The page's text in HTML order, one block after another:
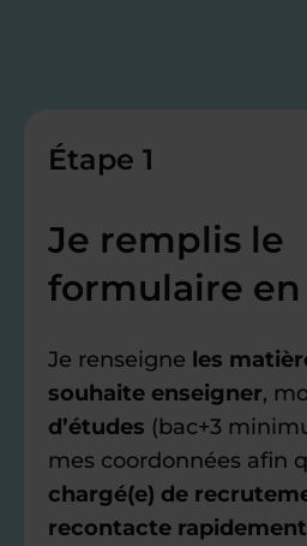
Étape 1
Je remplis le
formulaire
Je renseigne les
souhaite enseigner,
d’études (bac+3
mes coordonnées afin
chargé(e) de
recontacte rapidement